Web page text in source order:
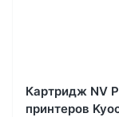
Картридж NV
принтеров